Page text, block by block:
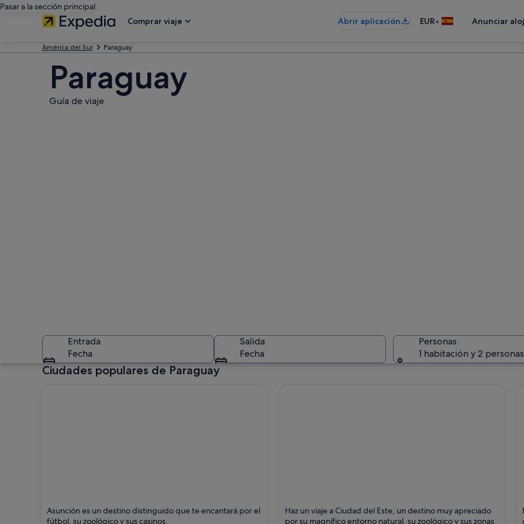
Pasar a la sección principal
Comprar viaje
Abrir aplicación EUR• Anunciar
América del Sur Paraguay
Paraguay
Guía de viaje
Entrada
Fecha
Salida
Fecha
Personas
1 habitación y 2 personas
Ciudades populares de Paraguay
Asunción
Puntos fuertes: Cataratas, Lujo y Fútbol
Asunción es un destino distinguido que te encantará por el
fútbol, su zoológico y sus casinos.
Ciudad del Este
Puntos fuertes: Naturaleza,
Haz un viaje a Ciudad del Este, un destino muy apreciado
por su magnífico entorno natural, su zoológico y sus zonas